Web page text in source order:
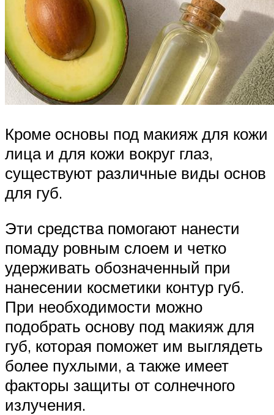
Кроме основы под макияж для кожи
лица и для кожи вокруг глаз,
существуют различные виды основ
для губ.
Эти средства помогают нанести
помаду ровным слоем и четко
удерживать обозначенный при
нанесении косметики контур губ.
При необходимости можно
подобрать основу под макияж для
губ, которая поможет им выглядеть
более пухлыми, а также имеет
факторы защиты от солнечного
излучения.